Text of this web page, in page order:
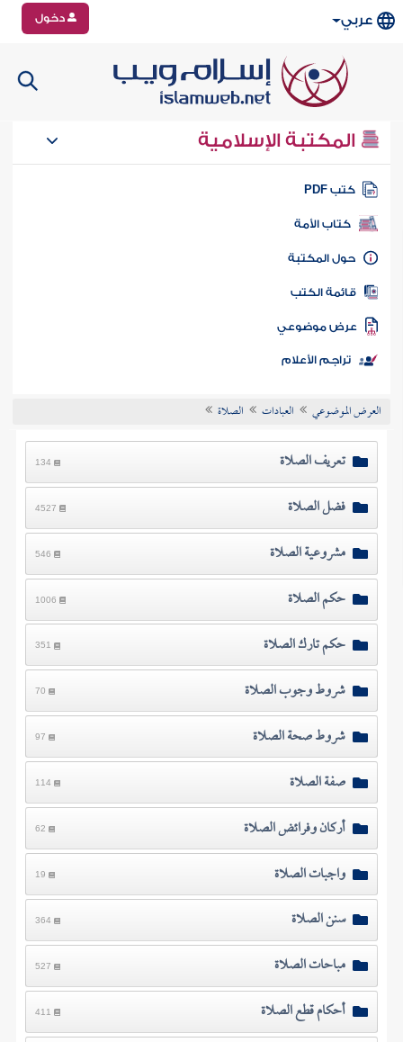
عربي دخول
المكتبة الإسلامية
كتب PDF
كتاب الأمة
المكتبة
الكتب
موضوعي
تراجم الأعلام
العرض الموضوعي العبادات الصلاة
تعريف الصلاة 134
فضل الصلاة 4527
مشروعية الصلاة 546
حكم الصلاة 1006
حكم تارك الصلاة 351
شروط وجوب الصلاة 70
شروط صحة الصلاة 97
صفة الصلاة 114
أركان وفرائض الصلاة 62
واجبات الصلاة 19
سنن الصلاة 364
مباحات الصلاة 527
أحكام قطع الصلاة 411